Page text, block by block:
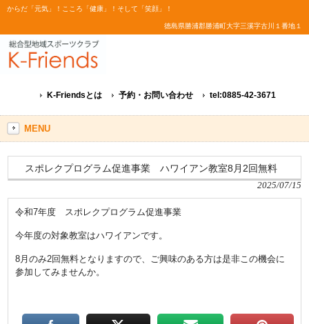
からだ「元気」！こころ「健康」！そして「笑顔」！
徳島県勝浦郡勝浦町大字三溪字古川１番地１
K-Friendsとは 予約・お問い合わせ tel:0885-42-3671
MENU
スポレクプログラム促進事業 ハワイアン教室8月2回無料
2025/07/15
令和7年度 スポレクプログラム促進事業
今年度の対象教室はハワイアンです。
8月のみ2回無料となりますので、ご興味のある方は是非この機会に
参加してみませんか。